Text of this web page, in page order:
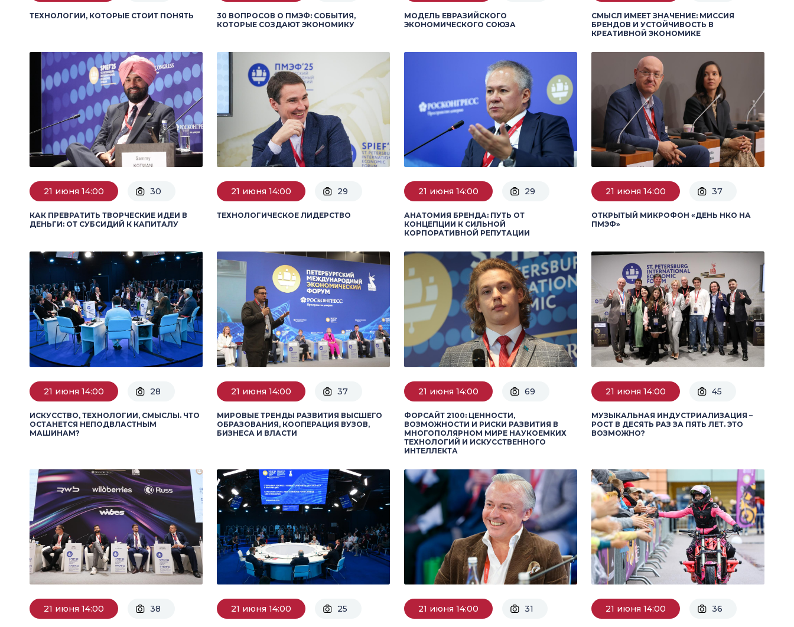
ТЕХНОЛОГИИ, КОТОРЫЕ СТОИТ ПОНЯТЬ
30 ВОПРОСОВ О ПМЭФ: СОБЫТИЯ,
КОТОРЫЕ СОЗДАЮТ ЭКОНОМИКУ
МОДЕЛЬ ЕВРАЗИЙСКОГО
ЭКОНОМИЧЕСКОГО СОЮЗА
СМЫСЛ ИМЕЕТ ЗНАЧЕНИЕ: МИССИЯ
БРЕНДОВ И УСТОЙЧИВОСТЬ В
КРЕАТИВНОЙ ЭКОНОМИКЕ
21 июня 14:00 30
КАК ПРЕВРАТИТЬ ТВОРЧЕСКИЕ ИДЕИ В
ДЕНЬГИ: ОТ СУБСИДИЙ К КАПИТАЛУ
21 июня 14:00 29
ТЕХНОЛОГИЧЕСКОЕ ЛИДЕРСТВО
21 июня 14:00 29
АНАТОМИЯ БРЕНДА: ПУТЬ ОТ
КОНЦЕПЦИИ К СИЛЬНОЙ
КОРПОРАТИВНОЙ РЕПУТАЦИИ
21 июня 14:00 37
ОТКРЫТЫЙ МИКРОФОН «ДЕНЬ НКО НА
ПМЭФ»
21 июня 14:00 28
ИСКУССТВО, ТЕХНОЛОГИИ, СМЫСЛЫ. ЧТО
ОСТАНЕТСЯ НЕПОДВЛАСТНЫМ
МАШИНАМ?
21 июня 14:00 37
МИРОВЫЕ ТРЕНДЫ РАЗВИТИЯ ВЫСШЕГО
ОБРАЗОВАНИЯ, КООПЕРАЦИЯ ВУЗОВ,
БИЗНЕСА И ВЛАСТИ
21 июня 14:00 69
ФОРСАЙТ 2100: ЦЕННОСТИ,
ВОЗМОЖНОСТИ И РИСКИ РАЗВИТИЯ В
МНОГОПОЛЯРНОМ МИРЕ НАУКОЕМКИХ
ТЕХНОЛОГИЙ И ИСКУССТВЕННОГО
ИНТЕЛЛЕКТА
21 июня 14:00 45
МУЗЫКАЛЬНАЯ ИНДУСТРИАЛИЗАЦИЯ –
РОСТ В ДЕСЯТЬ РАЗ ЗА ПЯТЬ ЛЕТ. ЭТО
ВОЗМОЖНО?
21 июня 14:00 38 21 июня 14:00 25 21 июня 14:00 31 21 июня 14:00 36